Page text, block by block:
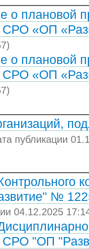
о плановой
СРО «ОП
о плановой
СРО «ОП
публикации
№
04.12.2025
СРО "ОП